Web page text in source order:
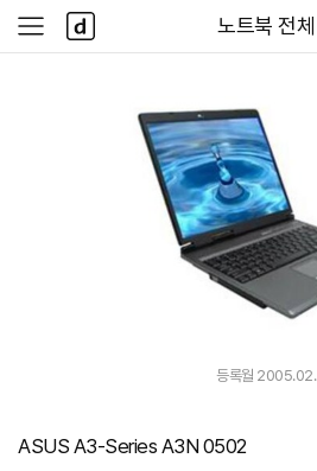
다나와
노트북 전체
사
이
다
나
와
등록월 2005.02.
ASUS A3-Series A3N 0502